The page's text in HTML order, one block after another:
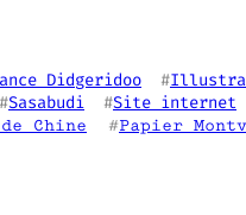
Didgeridoo
  #
Sasabudi
  #
Site internet
Chine
  #
Papier